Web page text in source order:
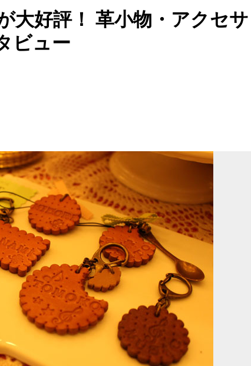
大好評！ 革小物・アクセ
ビュー